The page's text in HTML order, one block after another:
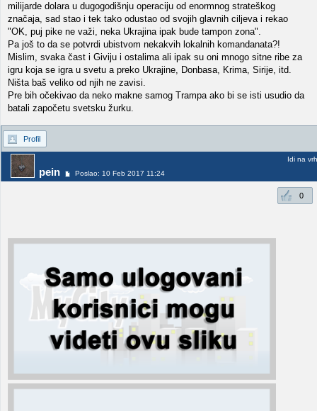
milijarde dolara u dugogodišnju operaciju od enormnog strateškog
značaja, sad stao i tek tako odustao od svojih glavnih ciljeva i rekao
"OK, puj pike ne važi, neka Ukrajina ipak bude tampon zona".
Pa još to da se potvrdi ubistvom nekakvih lokalnih komandanata?!
Mislim, svaka čast i Giviju i ostalima ali ipak su oni mnogo sitne ribe za
igru koja se igra u svetu a preko Ukrajine, Donbasa, Krima, Sirije, itd.
Ništa baš veliko od njih ne zavisi.
Pre bih očekivao da neko makne samog Trampa ako bi se isti usudio da
batali započetu svetsku žurku.
Profil
pein Poslao: 10 Feb 2017 11:24
Idi na vrh
0